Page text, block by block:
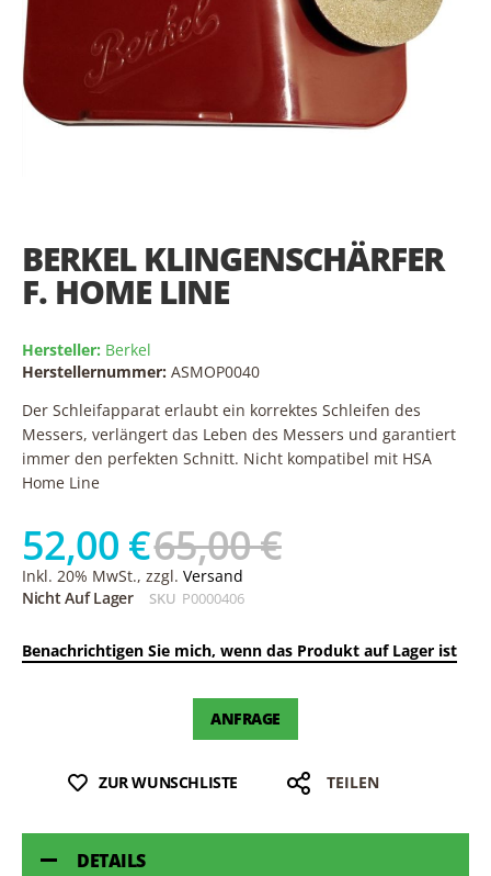
BERKEL KLINGENSCHÄRFER
F. HOME LINE
Hersteller: Berkel
Herstellernummer: ASMOP0040
Der Schleifapparat erlaubt ein korrektes Schleifen des
Messers, verlängert das Leben des Messers und garantiert
immer den perfekten Schnitt. Nicht kompatibel mit HSA
Home Line
52,00 €65,00 €
Inkl. 20% MwSt., zzgl. Versand
Nicht Auf Lager
SKU P0000406
Benachrichtigen Sie mich, wenn das Produkt auf Lager ist
ANFRAGE
ZUR WUNSCHLISTE TEILEN
beginning
of
the
gallery
DETAILS